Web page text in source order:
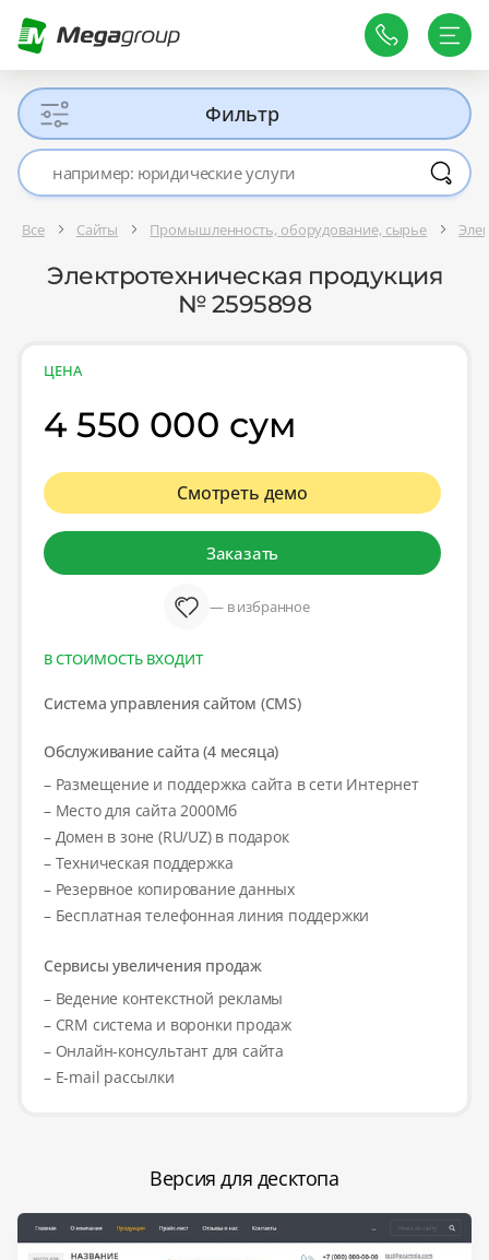
Фильтр
Все Сайты Промышленность, оборудование, сырье
Электротехническая продукция
№ 2595898
ЦЕНА
4 550 000 сум
Смотреть демо
Заказать
— в избранное
В СТОИМОСТЬ ВХОДИТ
Система управления сайтом (CMS)
Обслуживание сайта (4 месяца)
– Размещение и поддержка сайта в сети Интернет
– Место для сайта 2000Мб
– Домен в зоне (RU/UZ) в подарок
– Техническая поддержка
– Резервное копирование данных
– Бесплатная телефонная линия поддержки
Сервисы увеличения продаж
– Ведение контекстной рекламы
– CRM система и воронки продаж
– Онлайн-консультант для сайта
– E-mail рассылки
Версия для десктопа